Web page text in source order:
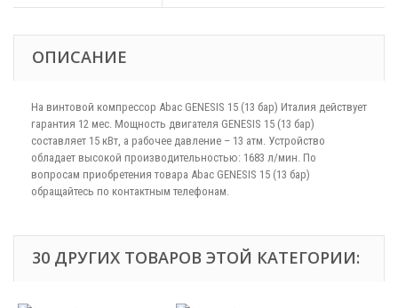
ОПИСАНИЕ
На винтовой компрессор Abac GENESIS 15 (13 бар) Италия действует
гарантия 12 мес. Мощность двигателя GENESIS 15 (13 бар)
составляет 15 кВт, а рабочее давление – 13 атм. Устройство
обладает высокой производительностью: 1683 л/мин. По
вопросам приобретения товара Abac GENESIS 15 (13 бар)
обращайтесь по контактным телефонам.
30 ДРУГИХ ТОВАРОВ ЭТОЙ КАТЕГОРИИ: